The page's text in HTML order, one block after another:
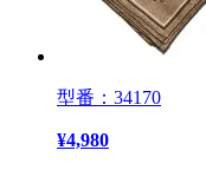
型番：34170
¥4,980